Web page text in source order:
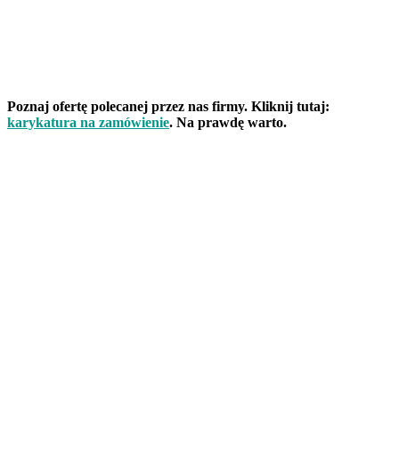
Poznaj ofertę polecanej przez nas firmy. Kliknij tutaj:
karykatura na zamówienie. Na prawdę warto.